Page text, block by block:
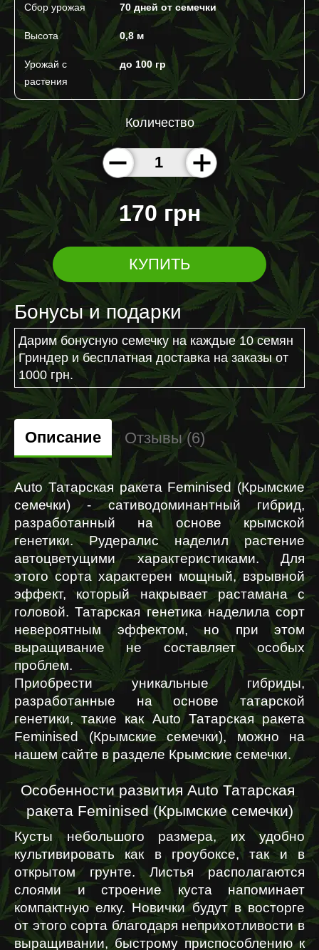
Сбор урожая 70 дней от семечки
Высота 0,8 м
Урожай с
растения
до 100 гр
Количество
170 грн
КУПИТЬ
Бонусы и подарки
Дарим бонусную семечку на каждые 10 семян
Гриндер и бесплатная доставка на заказы от
1000 грн.
Описание Отзывы (6)
Auto Татарская ракета Feminised (Крымские
семечки) - сативодоминантный гибрид,
разработанный на основе крымской
генетики. Рудералис наделил растение
автоцветущими характеристиками. Для
этого сорта характерен мощный, взрывной
эффект, который накрывает растамана с
головой. Татарская генетика наделила сорт
невероятным эффектом, но при этом
выращивание не составляет особых
проблем.
Приобрести уникальные гибриды,
разработанные на основе татарской
генетики, такие как Auto Татарская ракета
Feminised (Крымские семечки), можно на
нашем сайте в разделе Крымские семечки.
Особенности развития Auto Татарская
ракета Feminised (Крымские семечки)
Кусты небольшого размера, их удобно
культивировать как в гроубоксе, так и в
открытом грунте. Листья располагаются
слоями и строение куста напоминает
компактную елку. Новички будут в восторге
от этого сорта благодаря неприхотливости в
выращивании, быстрому приспособлению к